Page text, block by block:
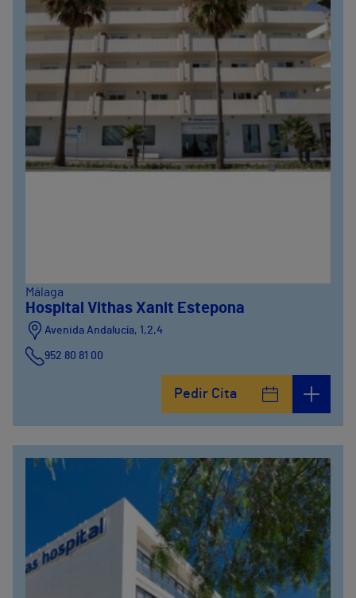
Málaga
Hospital Vithas Xanit Estepona
Avenida Andalucía, 1,2,4
952 80 81 00
Pedir Cita